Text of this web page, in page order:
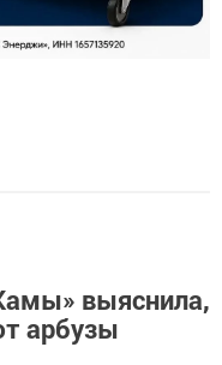
выяснила,
арбузы